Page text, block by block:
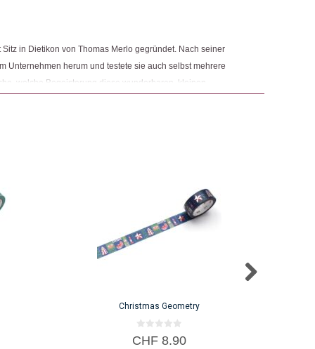
in Dietikon von Thomas Merlo gegründet. Nach seiner
Unternehmen herum und testete sie auch selbst mehrere
welche Begeisterung diese wunderbaren, kleinen
Christmas Geometry
0
v
CHF8.90